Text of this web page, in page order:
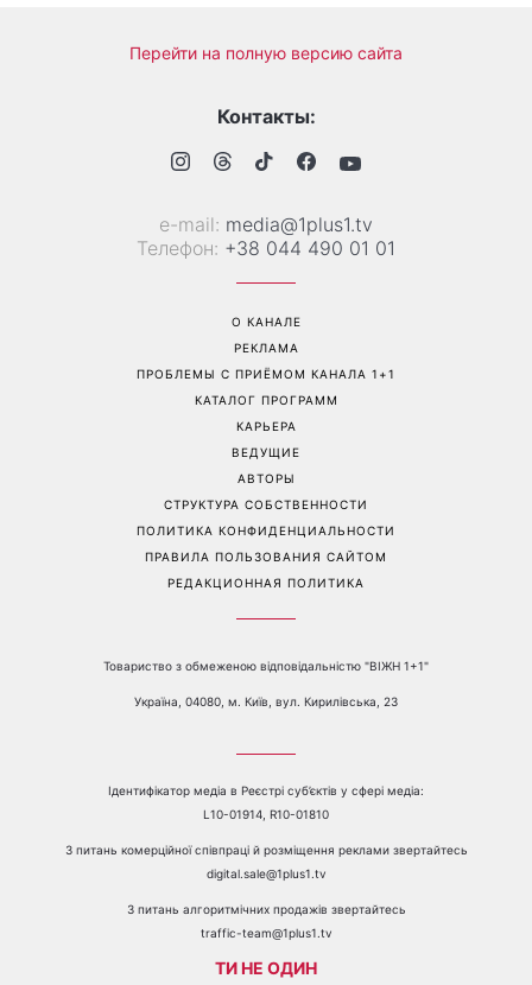
Перейти на полную версию сайта
Контакты:
е-mail: media@1plus1.tv
Телефон: +38 044 490 01 01
О КАНАЛЕ
РЕКЛАМА
ПРОБЛЕМЫ С ПРИЁМОМ КАНАЛА 1+1
КАТАЛОГ ПРОГРАММ
КАРЬЕРА
ВЕДУЩИЕ
АВТОРЫ
СТРУКТУРА СОБСТВЕННОСТИ
ПОЛИТИКА КОНФИДЕНЦИАЛЬНОСТИ
ПРАВИЛА ПОЛЬЗОВАНИЯ САЙТОМ
РЕДАКЦИОННАЯ ПОЛИТИКА
Товариство з обмеженою відповідальністю "ВІЖН 1+1"
Україна, 04080, м. Київ, вул. Кирилівська, 23
Ідентифікатор медіа в Реєстрі суб’єктів у сфері медіа:
L10-01914, R10-01810
З питань комерційної співпраці й розміщення реклами звертайтесь
digital.sale@1plus1.tv
З питань алгоритмічних продажів звертайтесь
traffic-team@1plus1.tv
ТИ НЕ ОДИН